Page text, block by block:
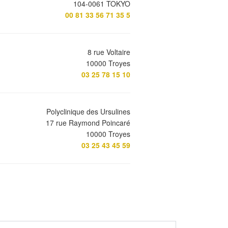
104-0061 TOKYO
00 81 33 56 71 35 5
8 rue Voltaire
10000 Troyes
03 25 78 15 10
Polyclinique des Ursulines
17 rue Raymond Poincaré
10000 Troyes
03 25 43 45 59